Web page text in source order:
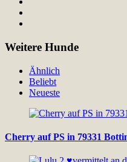
Weitere Hunde
Ähnlich
Beliebt
Neueste
Cherry auf PS in 79331